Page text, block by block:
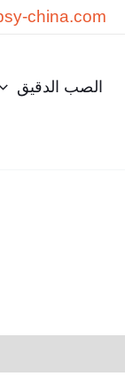
china.com
الصب الدقيق